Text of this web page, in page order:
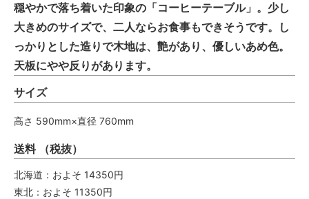
穏やかで落ち着いた印象の「コーヒーテーブル」。少し
大きめのサイズで、二人ならお食事もできそうです。し
っかりとした造りで木地は、艶があり、優しいあめ色。
天板にやや反りがあります。
サイズ
高さ 590mm×直径 760mm
送料 （税抜）
北海道：およそ 14350円
東北：およそ 11350円